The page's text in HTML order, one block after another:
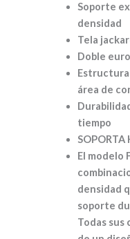
Soporte
densidad
Tela
Doble
área de
tiempo
SOPORTA
El modelo
densidad
soporte
Todas sus